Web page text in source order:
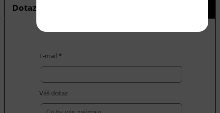
Dotaz na produkt
E-mail *
Váš dotaz